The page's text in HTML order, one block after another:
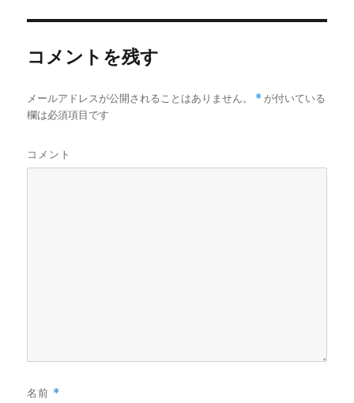
コメントを残す
メールアドレスが公開されることはありません。 * が付いている
欄は必須項目です
コメント
名前 *